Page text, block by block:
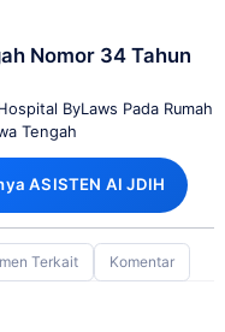
Nomor 34 Tahun
ByLaws Pada Rumah
Tengah
ASISTEN AI JDIH
Terkait Komentar